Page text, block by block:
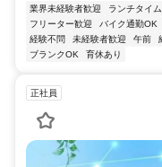
業界未経験者歓迎 ランチタイム
フリーター歓迎
バイク通勤OK
経験不問
未経験者歓迎 午前
ブランクOK
育休あり
正社員